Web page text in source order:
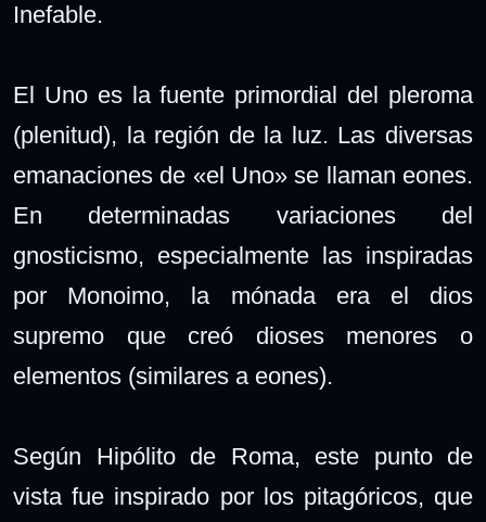
Inefable.
El Uno es la fuente primordial del pleroma
(plenitud), la región de la luz. Las diversas
emanaciones de «el Uno» se llaman eones.
En determinadas variaciones del
gnosticismo, especialmente las inspiradas
por Monoimo, la mónada era el dios
supremo que creó dioses menores o
elementos (similares a eones).
Según Hipólito de Roma, este punto de
vista fue inspirado por los pitagóricos, que